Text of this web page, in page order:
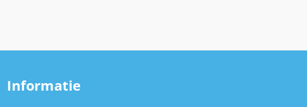
Informatie